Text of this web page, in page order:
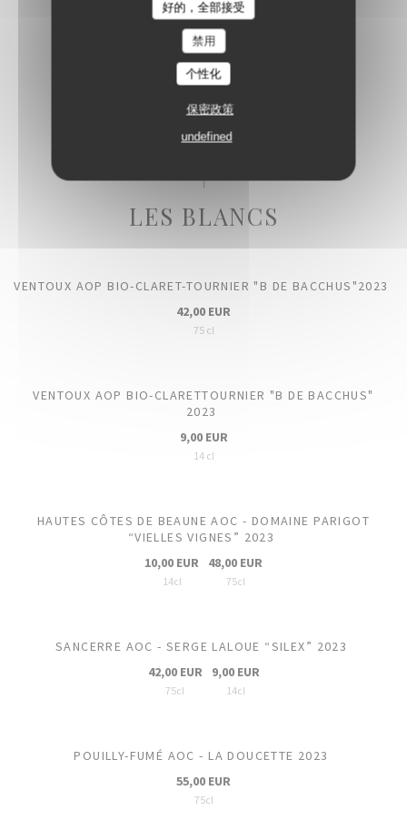
好的，全部接受
禁用
个性化
保密政策
undefined
AMOUR DE DEUTZ BLANC DE BLANCS
195,00 EUR
75cl
LES BLANCS
VENTOUX AOP BIO-CLARET-TOURNIER "B DE BACCHUS"2023
42,00 EUR
75 cl
VENTOUX AOP BIO-CLARETTOURNIER "B DE BACCHUS"
2023
9,00 EUR
14 cl
HAUTES CÔTES DE BEAUNE AOC - DOMAINE PARIGOT
“VIELLES VIGNES” 2023
10,00 EUR
14cl
48,00 EUR
75cl
SANCERRE AOC - SERGE LALOUE “SILEX” 2023
42,00 EUR
75cl
9,00 EUR
14cl
POUILLY-FUMÉ AOC - LA DOUCETTE 2023
55,00 EUR
75cl